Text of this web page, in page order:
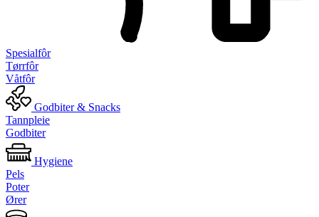
Spesialfôr
Tørrfôr
Våtfôr
Godbiter & Snacks
Tannpleie
Godbiter
Hygiene
Pels
Poter
Ører